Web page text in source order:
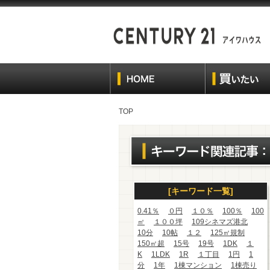
TOP
[キーワード一覧]
0.41％ ０円 １０％ 100％
100
㎡
１００坪
109シネマズ港北
10分
10帖 １２
125㎡規制
150㎡超
15号 19号 1DK
１
K
1LDK 1R １丁目 1円
1
分
1年 1棟マンション 1棟売り